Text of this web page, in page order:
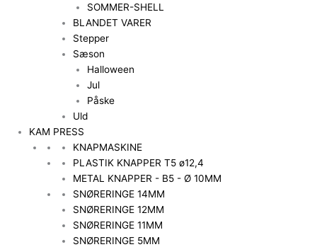
SOMMER-SHELL
BLANDET VARER
Stepper
Sæson
Halloween
Jul
Påske
Uld
KAM PRESS
KNAPMASKINE
PLASTIK KNAPPER T5 ø12,4
METAL KNAPPER - B5 - Ø 10MM
SNØRERINGE 14MM
SNØRERINGE 12MM
SNØRERINGE 11MM
SNØRERINGE 5MM